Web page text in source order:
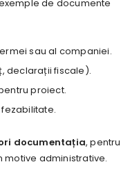
de documente
sau al companiei.
declarații fiscale).
proiect.
documentația, pentru
administrative.